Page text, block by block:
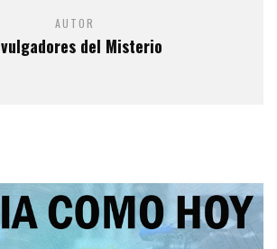
AUTOR
del Misterio